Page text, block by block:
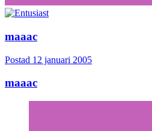
maaac
Postad 12 januari 2005
maaac